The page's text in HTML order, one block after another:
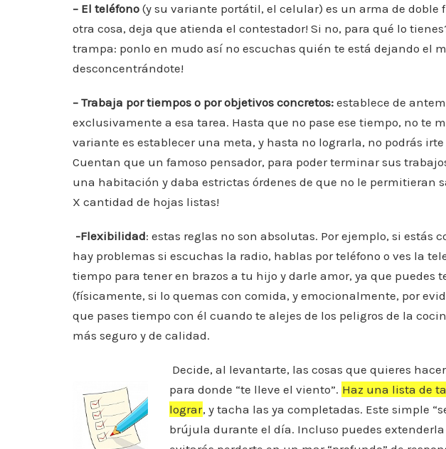
– El teléfono (y su variante portátil, el celular) es un arma de doble
otra cosa, deja que atienda el contestador! Si no, para qué lo
trampa: ponlo en mudo así no escuchas quién te está dejando el
desconcentrándote!
– Trabaja por tiempos o por objetivos concretos: establece de
exclusivamente a esa tarea. Hasta que no pase ese tiempo, no te
variante es establecer una meta, y hasta no lograrla, no podrás
Cuentan que un famoso pensador, para poder terminar sus
una habitación y daba estrictas órdenes de que no le permitieran
X cantidad de hojas listas!
-Flexibilidad: estas reglas no son absolutas. Por ejemplo, si estás
hay problemas si escuchas la radio, hablas por teléfono o ves la
tiempo para tener en brazos a tu hijo y darle amor, ya que puedes
(físicamente, si lo quemas con comida, y emocionalmente, por
que pases tiempo con él cuando te alejes de los peligros de la
más seguro y de calidad.
Decide, al levantarte, las cosas que quieres
para donde “te lleve el viento”. Haz una lista de
lograr, y tacha las ya completadas. Este simple
brújula durante el día. Incluso puedes